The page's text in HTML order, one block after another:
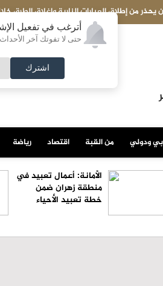
أترغب في تفعيل
حتى لا تفوتك آخر الأحداث
اشترك
يحذر من إطلاق العيارات النارية وإغلاق الطرق
ودولي من القبة اقتصاد رياضة
الأمانة: أعمال تعبيد في
منطقة زهران ضمن
خطة تعبيد الأحياء